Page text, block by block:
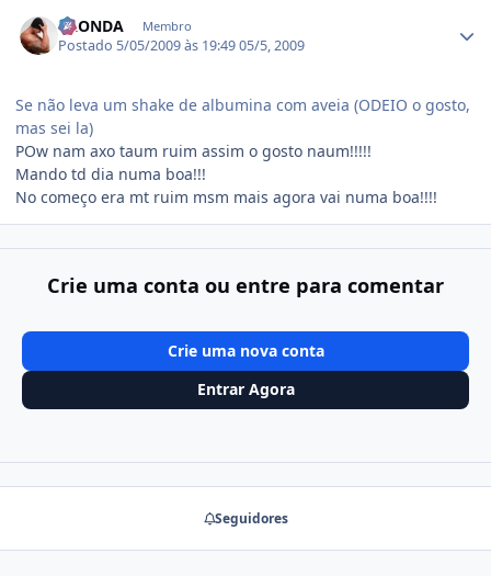
LAONDA Membro
Postado 5/05/2009 às 19:4905/5, 2009
Se não leva um shake de albumina com aveia (ODEIO o gosto,
mas sei la)
POw nam axo taum ruim assim o gosto naum!!!!!
Mando td dia numa boa!!!
No começo era mt ruim msm mais agora vai numa boa!!!!
Crie uma conta ou entre para comentar
Crie uma nova conta
Entrar Agora
Seguidores